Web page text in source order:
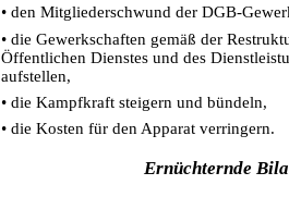
• den Mitgliederschwund der DGB-
• die Gewerkschaften gemäß der
Öffentlichen Dienstes und des
aufstellen,
• die Kampfkraft steigern und bündeln,
• die Kosten für den Apparat verringern.
Ernüchternde